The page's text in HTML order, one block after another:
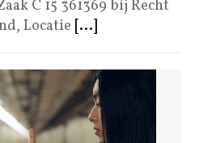
C 15 361369 bij Recht
Locatie [...]